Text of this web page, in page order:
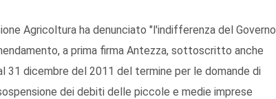
Agricoltura ha denunciato "l'indifferenza del Governo
a prima firma Antezza, sottoscritto anche
31 dicembre del 2011 del termine per le domande di
dei debiti delle piccole e medie imprese